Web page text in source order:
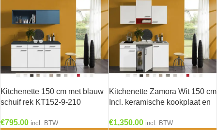
Kitchenette 150 cm met blauw
schuif rek KT152-9-210
€795.00 incl. BTW
Kitchenette Zamora Wit 150 cm
Incl. keramische kookplaat en
€1,350.00 incl. BTW